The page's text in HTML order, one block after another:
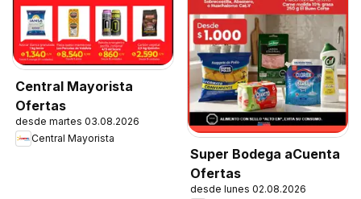
Central Mayorista
Ofertas
desde martes 03.08.2026
Central Mayorista
Super Bodega aCuenta
Ofertas
desde lunes 02.08.2026